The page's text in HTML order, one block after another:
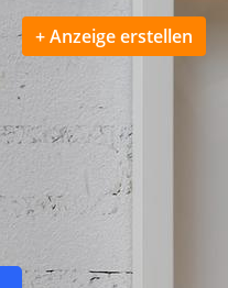
+ Anzeige erstellen